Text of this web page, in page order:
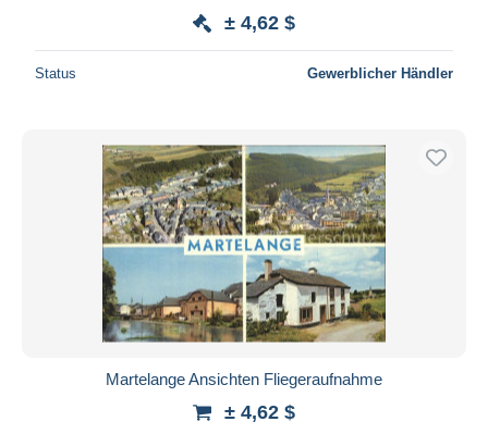
± 4,62 $
Status Gewerblicher Händler
Martelange Ansichten Fliegeraufnahme
± 4,62 $